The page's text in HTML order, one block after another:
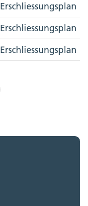
Erschliessungsplan
Erschliessungsplan
Erschliessungsplan